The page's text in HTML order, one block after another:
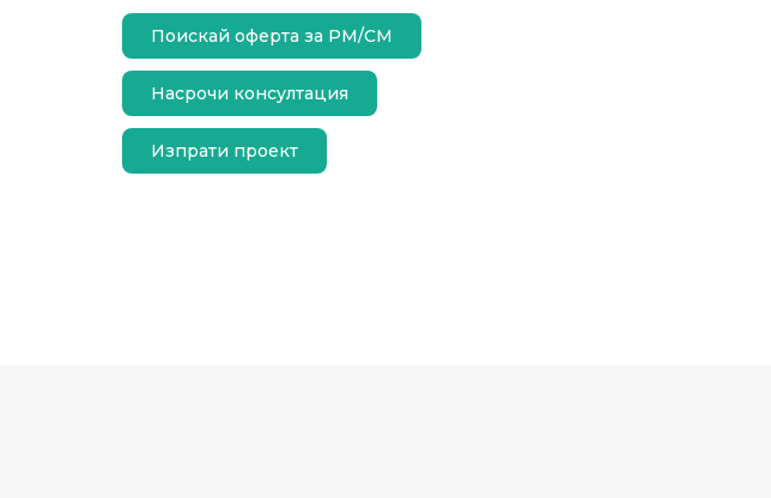
Поискай оферта за PM/CM
Насрочи консултация
Изпрати проект